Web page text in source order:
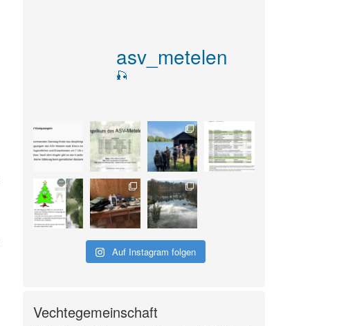
asv_metelen
🎣
Auf Instagram folgen
Vechtegemeinschaft